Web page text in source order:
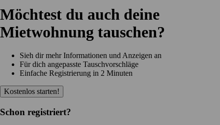
Möchtest du auch deine
Mietwohnung tauschen?
Sieh dir mehr Informationen und Anzeigen an
Für dich angepasste Tauschvorschläge
Einfache Registrierung in 2 Minuten
Kostenlos starten!
Schon registriert?